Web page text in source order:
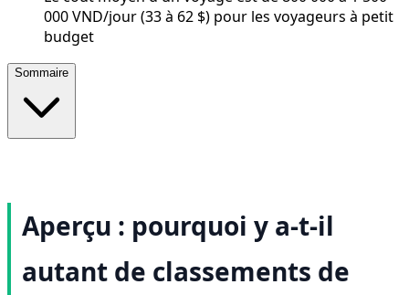
000 VND/jour (33 à 62 $) pour les voyageurs à petit
budget
Sommaire
Aperçu : pourquoi y a-t-il
autant de classements de